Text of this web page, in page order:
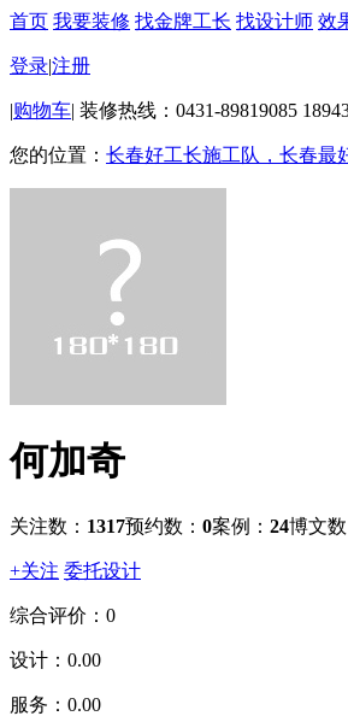
首页 我要装修 找金牌工长 找设计师 效
登录|注册
|购物车| 装修热线：0431-89819085
您的位置： 长春好工长施工队，长春最
何加奇
关注数： 1317预约数： 0案例： 24博文数
+关注 委托设计
综合评价：0
设计： 0.00
服务： 0.00